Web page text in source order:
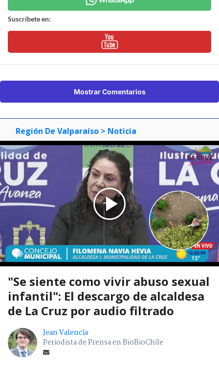
Suscríbete en:
Mostrar Comentarios
Región De Valparaíso > Noticia
"Se siente como vivir abuso sexual
infantil": El descargo de alcaldesa
de La Cruz por audio filtrado
Jean Valencia
Periodista de Prensa en BioBioChile